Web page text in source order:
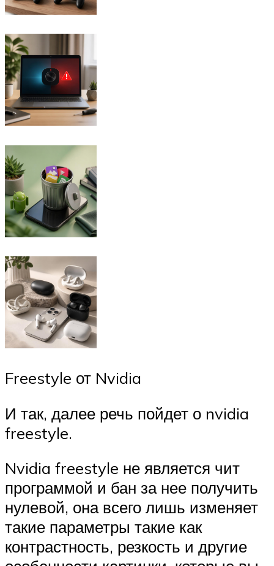
Freestyle от Nvidia
И так, далее речь пойдет о nvidia
freestyle.
Nvidia freestyle не является чит
программой и бан за нее получить
нулевой, она всего лишь изменяет
такие параметры такие как
контрастность, резкость и другие